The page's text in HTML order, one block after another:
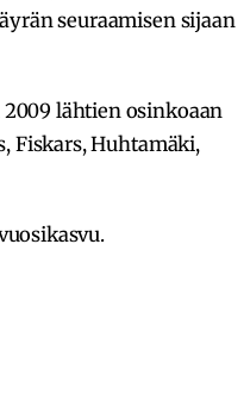
seuraamisen sijaan
lähtien osinkoaan
Fiskars, Huhtamäki,